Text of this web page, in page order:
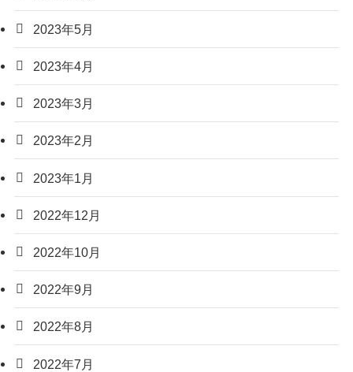
2023年5月
2023年4月
2023年3月
2023年2月
2023年1月
2022年12月
2022年10月
2022年9月
2022年8月
2022年7月